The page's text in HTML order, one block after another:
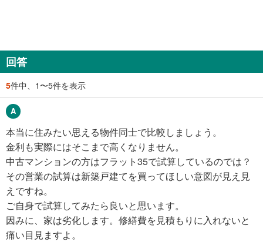
回答
5件中、1〜5件を表示
本当に住みたい思える物件同士で比較しましょう。
金利も実際にはそこまで高くなりません。
中古マンションの方はフラット35で試算しているのでは？
その営業の試算は新築戸建てを買ってほしい意図が見え見
えですね。
ご自身で試算してみたら良いと思います。
因みに、家は劣化します。修繕費を見積もりに入れないと
痛い目見ますよ。